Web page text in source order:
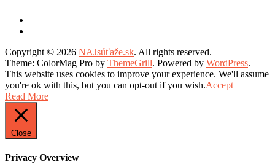
Copyright © 2026 NAJsúťaže.sk. All rights reserved.
Theme: ColorMag Pro by ThemeGrill. Powered by WordPress.
This website uses cookies to improve your experience. We'll assume
you're ok with this, but you can opt-out if you wish.Accept
Read More
Close
Privacy Overview